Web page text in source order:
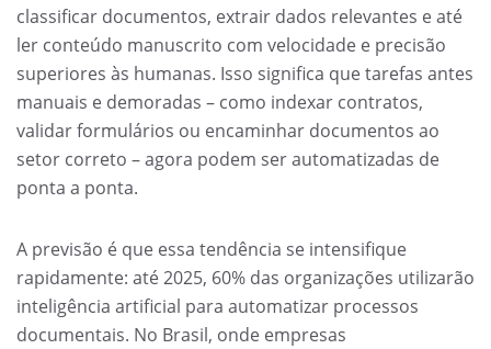
classificar documentos, extrair dados relevantes e até
ler conteúdo manuscrito com velocidade e precisão
superiores às humanas. Isso significa que tarefas antes
manuais e demoradas – como indexar contratos,
validar formulários ou encaminhar documentos ao
setor correto – agora podem ser automatizadas de
ponta a ponta.
A previsão é que essa tendência se intensifique
rapidamente: até 2025, 60% das organizações utilizarão
inteligência artificial para automatizar processos
documentais. No Brasil, onde empresas